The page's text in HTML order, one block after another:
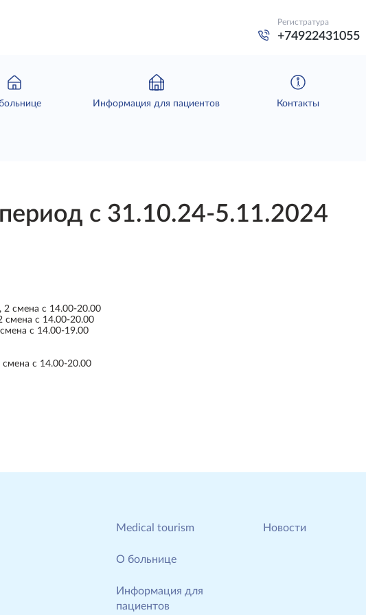
Информация для пациентов Контакты
с 31.10.24-5.11.2024
2 смена с 14.00-20.00
смена с 14.00-20.00
с 14.00-19.00
с 14.00-20.00
Регистратура
+74922431055
Мedical tourism
О больнице
Информация для
пациентов
Новости